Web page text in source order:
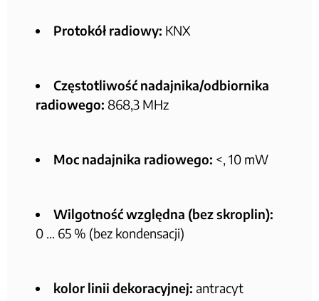
Protokół radiowy: KNX
Częstotliwość nadajnika/odbiornika
radiowego: 868,3 MHz
Moc nadajnika radiowego: <, 10 mW
Wilgotność względna (bez skroplin):
0 … 65 % (bez kondensacji)
kolor linii dekoracyjnej: antracyt